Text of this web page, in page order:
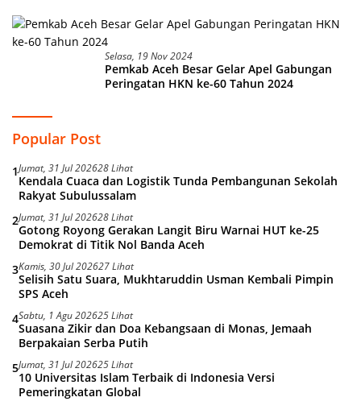
Selasa, 19 Nov 2024
Pemkab Aceh Besar Gelar Apel Gabungan
Peringatan HKN ke-60 Tahun 2024
Popular Post
1Jumat, 31 Jul 202628 Lihat
Kendala Cuaca dan Logistik Tunda Pembangunan Sekolah
Rakyat Subulussalam
2Jumat, 31 Jul 202628 Lihat
Gotong Royong Gerakan Langit Biru Warnai HUT ke-25
Demokrat di Titik Nol Banda Aceh
3Kamis, 30 Jul 202627 Lihat
Selisih Satu Suara, Mukhtaruddin Usman Kembali Pimpin
SPS Aceh
4Sabtu, 1 Agu 202625 Lihat
Suasana Zikir dan Doa Kebangsaan di Monas, Jemaah
Berpakaian Serba Putih
5Jumat, 31 Jul 202625 Lihat
10 Universitas Islam Terbaik di Indonesia Versi
Pemeringkatan Global